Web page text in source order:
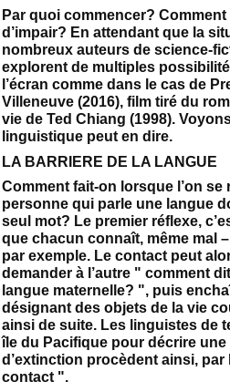
Par quoi commencer?
d’impair? En attendant que la
nombreux auteurs de science-
explorent de multiples
l’écran comme dans le cas de
Villeneuve (2016), film tiré du
vie de Ted Chiang (1998).
linguistique peut en dire.
LA BARRIERE DE LA LANGUE
Comment fait-on lorsque l’on se
personne qui parle une langue
seul mot? Le premier réflexe,
que chacun connaît, même mal –
par exemple. Le contact peut
demander à l’autre " comment
langue maternelle? ", puis
désignant des objets de la vie
ainsi de suite. Les linguistes de
île du Pacifique pour décrire
d’extinction procèdent ainsi, par
contact ".